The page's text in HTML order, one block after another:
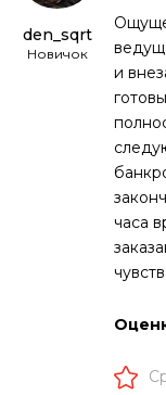
den_sqrt
Новичок
и
часа